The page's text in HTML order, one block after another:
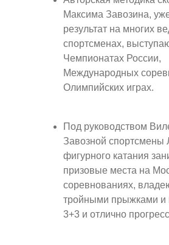
Максима Завозина,
результат на многих
спортсменах,
Чемпионатах России,
Международных
Олимпийских играх.
Под руководством
Завозной спортсмены
фигурного катания
призовые места на
соревнованиях,
тройными прыжками и
3+3 и отлично